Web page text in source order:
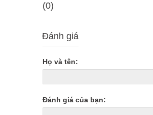
(0)
Đánh giá
Họ và tên:
Đánh giá của bạn: